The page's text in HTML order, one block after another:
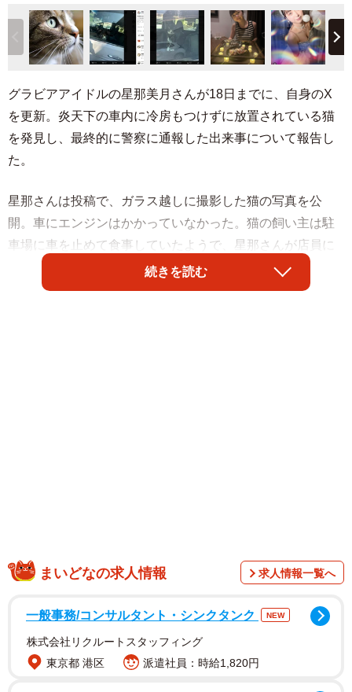
グラビアアイドルの星那美月さんが18日までに、自身のX
を更新。炎天下の車内に冷房もつけずに放置されている猫
を発見し、最終的に警察に通報した出来事について報告し
た。
星那さんは投稿で、ガラス越しに撮影した猫の写真を公
開。車にエンジンはかかっていなかった。猫の飼い主は駐
車場に車を止めて食事していたようで、星那さんが店員に
声をかけて飼い主に注意してもらったものの「いつもです
から大丈夫です」と気に留めなかったという。
通報ありがとうございます」「飼い主ありえなさすぎる」
「生き物飼う資格ない」といった声が寄せられた。
続きを読む
まいどなの求人情報 求人情報一覧へ
一般事務/コンサルタント・シンクタンク NEW
株式会社リクルートスタッフィング
東京都 港区
派遣社員：時給1,820円